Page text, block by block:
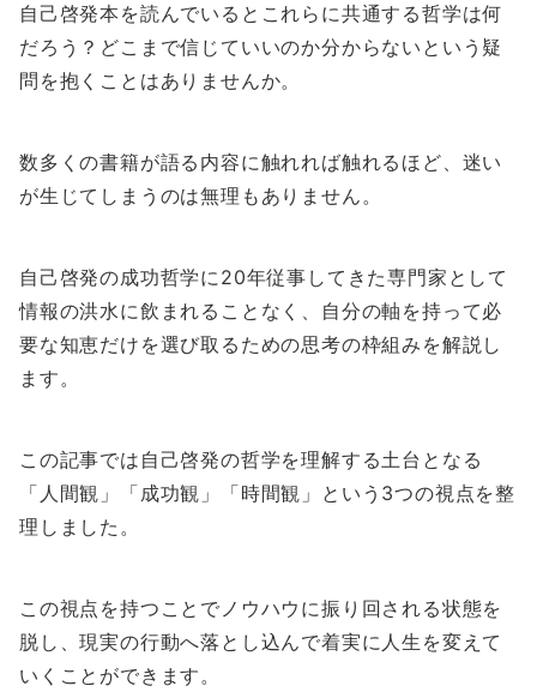
自己啓発本を読んでいるとこれらに共通する哲学は何
だろう？どこまで信じていいのか分からないという疑
問を抱くことはありませんか。
数多くの書籍が語る内容に触れれば触れるほど、迷い
が生じてしまうのは無理もありません。
自己啓発の成功哲学に20年従事してきた専門家として
情報の洪水に飲まれることなく、自分の軸を持って必
要な知恵だけを選び取るための思考の枠組みを解説し
ます。
この記事では自己啓発の哲学を理解する土台となる
「人間観」「成功観」「時間観」という3つの視点を整
理しました。
この視点を持つことでノウハウに振り回される状態を
脱し、現実の行動へ落とし込んで着実に人生を変えて
いくことができます。